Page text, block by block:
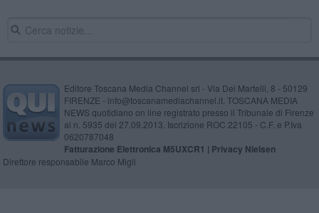
Editore Toscana Media Channel srl - Via Dei Martelli, 8 - 50129
FIRENZE - info@toscanamediachannel.it. TOSCANA MEDIA
NEWS quotidiano on line registrato presso il Tribunale di Firenze
al n. 5935 del 27.09.2013. Iscrizione ROC 22105 - C.F. e P.Iva
0620787048
Fatturazione Elettronica M5UXCR1 | Privacy Nielsen
Direttore responsabile Marco Migli